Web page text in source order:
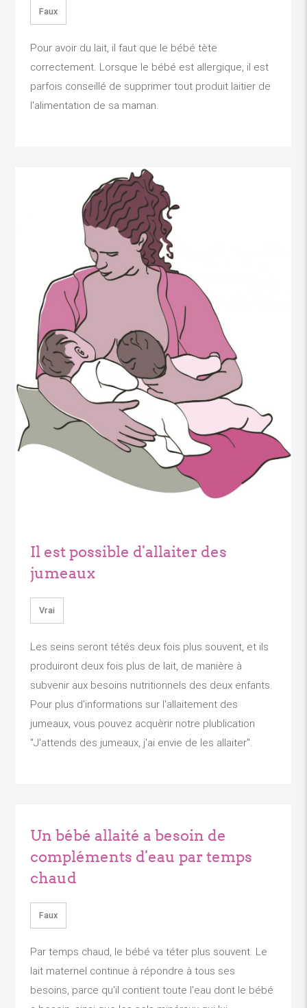
Faux
Pour avoir du lait, il faut que le bébé tète
correctement. Lorsque le bébé est allergique, il est
parfois conseillé de supprimer tout produit laitier de
l'alimentation de sa maman.
Il est possible d'allaiter des
jumeaux
Vrai
Les seins seront tétés deux fois plus souvent, et ils
produiront deux fois plus de lait, de manière à
subvenir aux besoins nutritionnels des deux enfants.
Pour plus d'informations sur l'allaitement des
jumeaux, vous pouvez acquèrir notre plublication
"J'attends des jumeaux, j'ai envie de les allaiter".
Un bébé allaité a besoin de
compléments d'eau par temps
chaud
Faux
Par temps chaud, le bébé va téter plus souvent. Le
lait maternel continue à répondre à tous ses
besoins, parce qu'il contient toute l'eau dont le bébé